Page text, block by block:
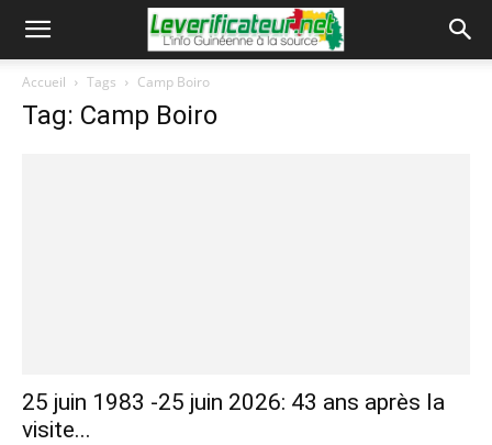
Accueil Tags Camp Boiro
Tag: Camp Boiro
25 juin 1983 -25 juin 2026: 43 ans après la
visite...